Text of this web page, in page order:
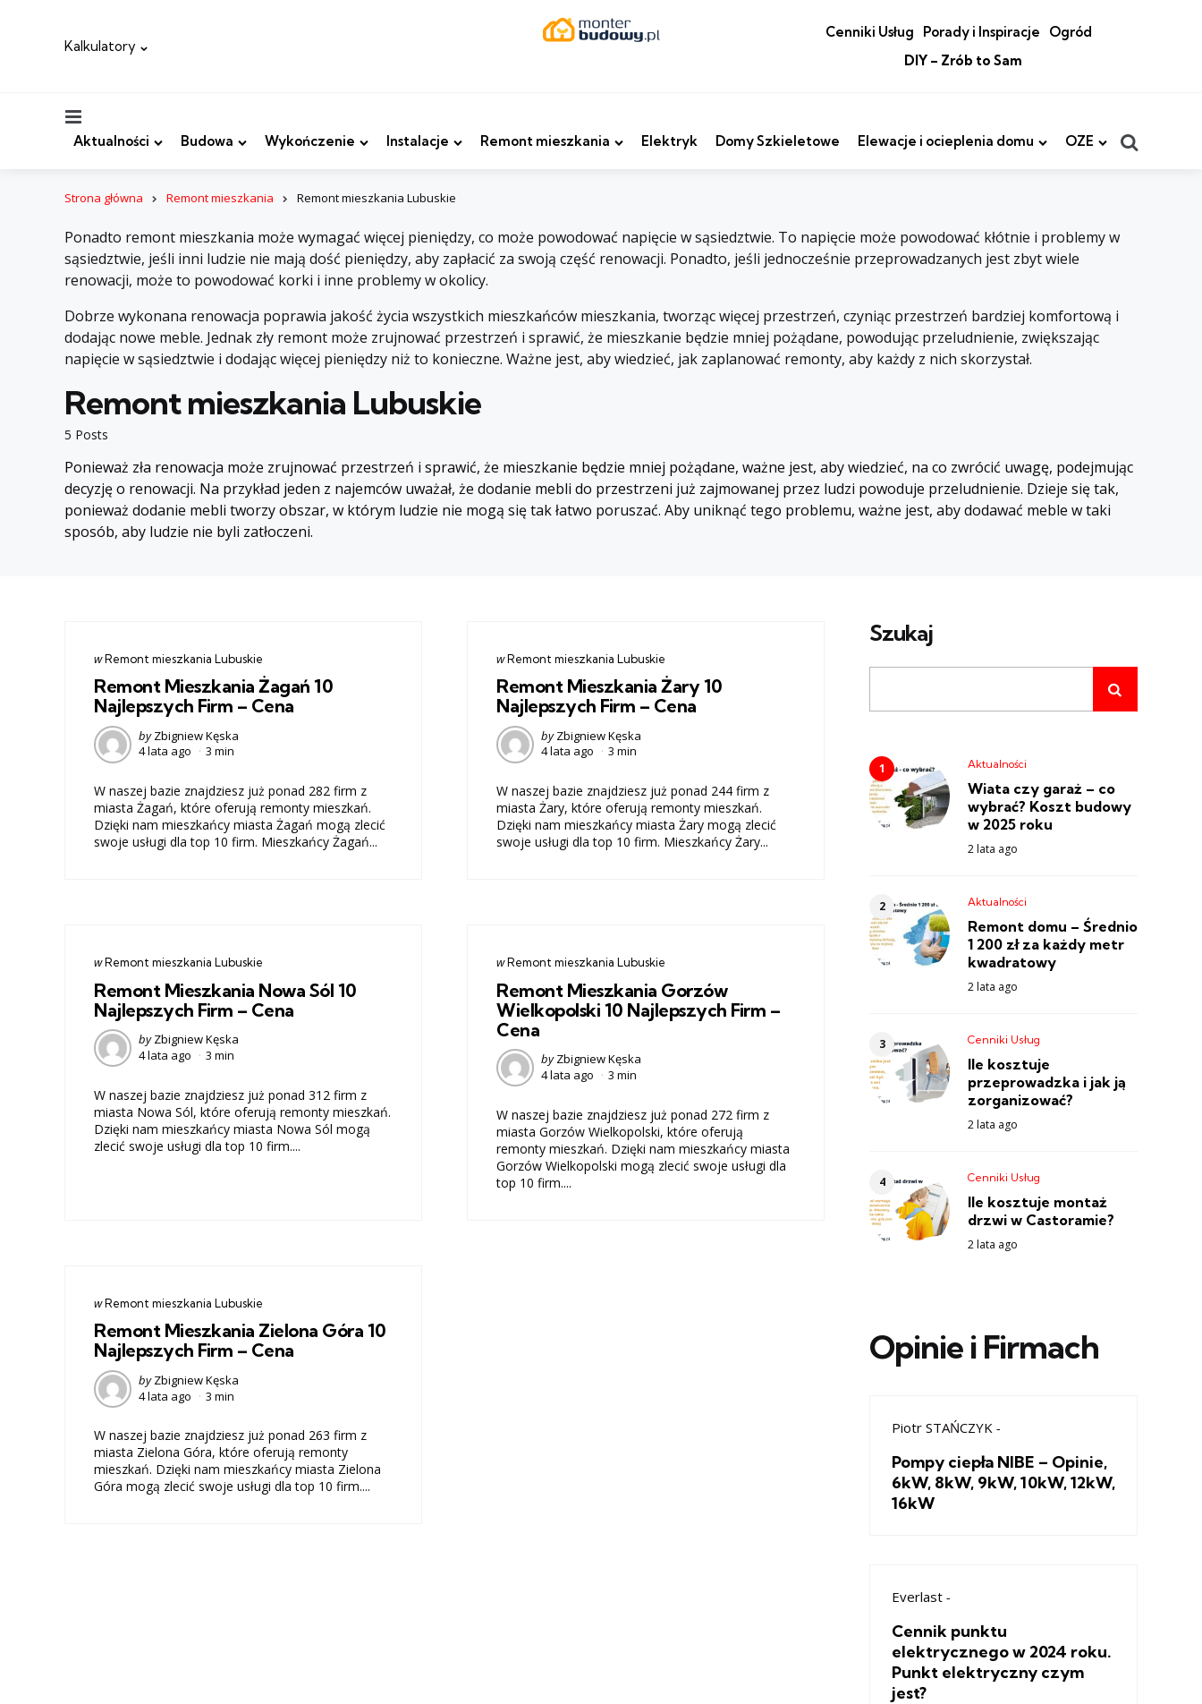
Kalkulatory
Cenniki Usług Porady i Inspiracje
Ogród
DIY – Zrób to Sam
Aktualności Budowa Wykończenie Instalacje Remont mieszkania Elektryk Domy Szkieletowe Elewacje i ocieplenia domu OZE
Strona główna Remont mieszkania Remont mieszkania Lubuskie
5 Posts
Remont mieszkania Lubuskie
Ponieważ zła renowacja może zrujnować przestrzeń i sprawić, że mieszkanie będzie mniej pożądane, ważne jest, aby wiedzieć, na co zwrócić uwagę, podejmując
decyzję o renowacji. Na przykład jeden z najemców uważał, że dodanie mebli do przestrzeni już zajmowanej przez ludzi powoduje przeludnienie. Dzieje się tak,
ponieważ dodanie mebli tworzy obszar, w którym ludzie nie mogą się tak łatwo poruszać. Aby uniknąć tego problemu, ważne jest, aby dodawać meble w taki
sposób, aby ludzie nie byli zatłoczeni.
Ponadto remont mieszkania może wymagać więcej pieniędzy, co może powodować napięcie w sąsiedztwie. To napięcie może powodować kłótnie i problemy w
sąsiedztwie, jeśli inni ludzie nie mają dość pieniędzy, aby zapłacić za swoją część renowacji. Ponadto, jeśli jednocześnie przeprowadzanych jest zbyt wiele
renowacji, może to powodować korki i inne problemy w okolicy.
Dobrze wykonana renowacja poprawia jakość życia wszystkich mieszkańców mieszkania, tworząc więcej przestrzeń, czyniąc przestrzeń bardziej komfortową i
dodając nowe meble. Jednak zły remont może zrujnować przestrzeń i sprawić, że mieszkanie będzie mniej pożądane, powodując przeludnienie, zwiększając
napięcie w sąsiedztwie i dodając więcej pieniędzy niż to konieczne. Ważne jest, aby wiedzieć, jak zaplanować remonty, aby każdy z nich skorzystał.
Categories
post
wRemont mieszkania Lubuskie
Remont Mieszkania Żagań 10
Najlepszych Firm – Cena
Posted
by
by Zbigniew Kęska
4 lata ago
3 min
W naszej bazie znajdziesz już ponad 282 firm z
miasta Żagań, które oferują remonty mieszkań.
Dzięki nam mieszkańcy miasta Żagań mogą zlecić
swoje usługi dla top 10 firm. Mieszkańcy Żagań...
Categories
post
wRemont mieszkania Lubuskie
Remont Mieszkania Żary 10
Najlepszych Firm – Cena
Posted
by
by Zbigniew Kęska
4 lata ago
3 min
W naszej bazie znajdziesz już ponad 244 firm z
miasta Żary, które oferują remonty mieszkań.
Dzięki nam mieszkańcy miasta Żary mogą zlecić
swoje usługi dla top 10 firm. Mieszkańcy Żary...
Categories
post
wRemont mieszkania Lubuskie
Remont Mieszkania Nowa Sól 10
Najlepszych Firm – Cena
Posted
by
by Zbigniew Kęska
4 lata ago
3 min
W naszej bazie znajdziesz już ponad 312 firm z
miasta Nowa Sól, które oferują remonty mieszkań.
Dzięki nam mieszkańcy miasta Nowa Sól mogą
zlecić swoje usługi dla top 10 firm....
Categories
post
wRemont mieszkania Lubuskie
Remont Mieszkania Gorzów
Wielkopolski 10 Najlepszych Firm –
Cena
Posted
by
by Zbigniew Kęska
4 lata ago
3 min
W naszej bazie znajdziesz już ponad 272 firm z
miasta Gorzów Wielkopolski, które oferują
remonty mieszkań. Dzięki nam mieszkańcy miasta
Gorzów Wielkopolski mogą zlecić swoje usługi dla
top 10 firm....
Categories
post
wRemont mieszkania Lubuskie
Remont Mieszkania Zielona Góra 10
Najlepszych Firm – Cena
Posted
by
by Zbigniew Kęska
4 lata ago
3 min
W naszej bazie znajdziesz już ponad 263 firm z
miasta Zielona Góra, które oferują remonty
mieszkań. Dzięki nam mieszkańcy miasta Zielona
Góra mogą zlecić swoje usługi dla top 10 firm....
Szukaj
Aktualności
Wiata czy garaż – co
wybrać? Koszt budowy
w 2025 roku
2 lata ago
Aktualności
Remont domu – Średnio
1 200 zł za każdy metr
kwadratowy
2 lata ago
Cenniki Usług
Ile kosztuje
przeprowadzka i jak ją
zorganizować?
2 lata ago
Cenniki Usług
Ile kosztuje montaż
drzwi w Castoramie?
2 lata ago
Opinie i Firmach
Piotr STAŃCZYK -
Pompy ciepła NIBE – Opinie,
6kW, 8kW, 9kW, 10kW, 12kW,
16kW
Everlast -
Cennik punktu
elektrycznego w 2024 roku.
Punkt elektryczny czym
jest?